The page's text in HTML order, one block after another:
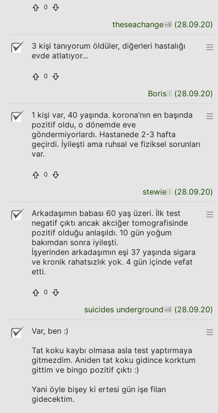
0
theseachange (28.09.20)
3 kişi tanıyorum öldüler, diğerleri hastalığı
evde atlatıyor...
0
Boris (28.09.20)
1 kişi var, 40 yaşında. korona’nın en başında
pozitif oldu, o dönemde eve
göndermiyorlardı. Hastanede 2-3 hafta
geçirdi. İyileşti ama ruhsal ve fiziksel sorunları
var.
0
stewie (28.09.20)
Arkadaşımın babası 60 yaş üzeri. İlk test
negatif çıktı ancak akciğer tomografisinde
pozitif olduğu anlaşıldı. 10 gün yoğum
bakımdan sonra iyileşti.
İşyerinden arkadaşımın eşi 37 yaşında sigara
ve kronik rahatsızlık yok. 4 gün içinde vefat
etti.
0
suicides underground (28.09.20)
Var, ben :)
Tat koku kaybı olmasa asla test yaptırmaya
gitmezdim. Aniden tat koku gidince korktum
gittim ve bingo pozitif çıktı :)
Yani öyle bişey ki ertesi gün işe filan
gidecektim.